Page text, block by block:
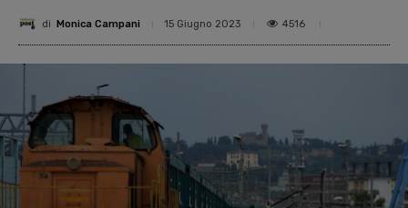
di Monica Campani 15 Giugno 2023 4516